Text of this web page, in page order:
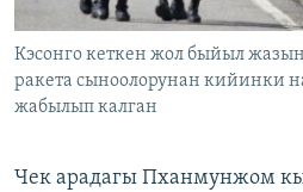
Кэсонго кеткен жол быйыл
ракета сыноолорунан кийинки
жабылып калган
Чек арадагы Пханмунжом